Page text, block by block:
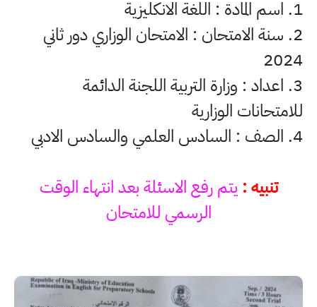
1. اسم المادة : اللغة الانكليزية
2. سنة الامتحان : الامتحان الوزاري دور ثاني
2024
3. اعداد : وزارة التربية اللجنة الدائمة
للامتحانات الوزارية
4. الصف : السادس العلمي والسادس الادبي
تنبيه : يتم رفع الاسئلة بعد انتهاء الوقت
الرسمي للامتحان